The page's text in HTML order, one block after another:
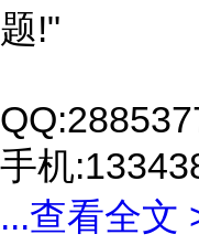
题!"
手机
...查看全文